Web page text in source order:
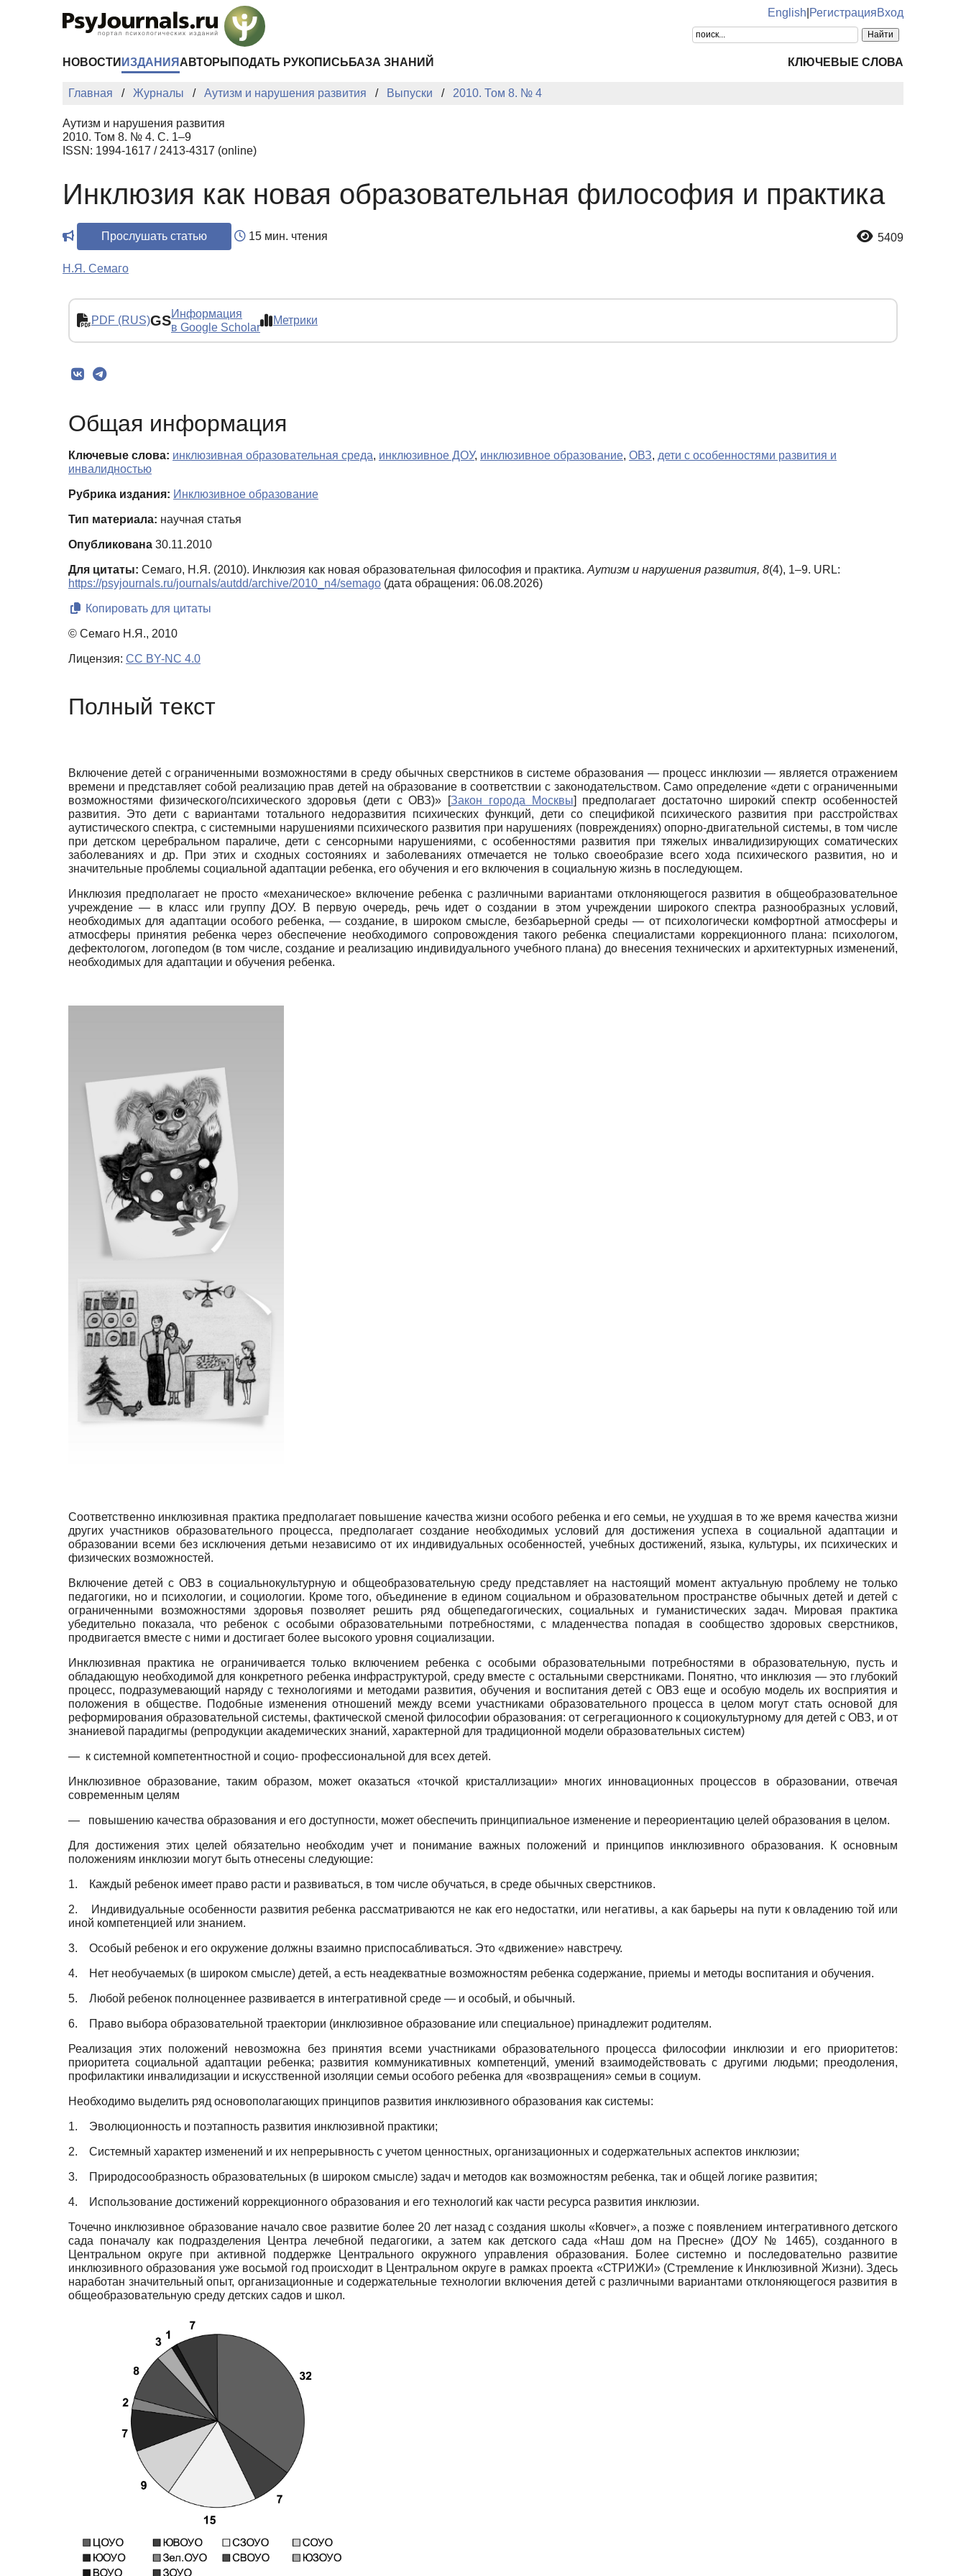
English РегистрацияВход
НОВОСТИ ИЗДАНИЯ АВТОРЫ ПОДАТЬ РУКОПИСЬ БАЗА ЗНАНИЙ КЛЮЧЕВЫЕ СЛОВА
Главная Журналы Аутизм и нарушения развития Выпуски 2010. Том 8. № 4
Аутизм и нарушения развития
2010. Том 8. № 4. С. 1–9
ISSN: 1994-1617 / 2413-4317 (online)
Инклюзия как новая образовательная философия и практика
Прослушать статью 15 мин. чтения 5409
Н.Я. Семаго
PDF (RUS)GSИнформация
в Google Scholar
Метрики
Общая информация
Ключевые слова: инклюзивная образовательная среда, инклюзивное ДОУ, инклюзивное образование, ОВЗ, дети с особенностями развития и
инвалидностью
Рубрика издания: Инклюзивное образование
Тип материала: научная статья
Опубликована 30.11.2010
Для цитаты: Семаго, Н.Я. (2010). Инклюзия как новая образовательная философия и практика. Аутизм и нарушения развития, 8(4), 1–9. URL:
https://psyjournals.ru/journals/autdd/archive/2010_n4/semago (дата обращения: 06.08.2026)
Копировать для цитаты
© Семаго Н.Я., 2010
Лицензия: CC BY-NC 4.0
Полный текст
Включение детей с ограниченными возможностями в среду обычных сверстников в системе образования — процесс инклюзии — является отражением
времени и представляет собой реализацию прав детей на образование в соответствии с законодательством. Само определение «дети с ограниченными
возможностями физического/психического здоровья (дети с ОВЗ)»
[Закон города Москвы] предполагает достаточно широкий спектр особенностей
развития. Это дети с вариантами тотального недоразвития психических функций, дети со спецификой психического развития при расстройствах
аутистического спектра, с системными нарушениями психического развития при нарушениях (повреждениях) опорно-двигательной системы, в том числе
при детском церебральном параличе, дети с сенсорными нарушениями, с особенностями развития при тяжелых инвалидизирующих соматических
заболеваниях и др. При этих и сходных состояниях и заболеваниях отмечается не только своеобразие всего хода психического развития, но и
значительные проблемы социальной адаптации ребенка, его обучения и его включения в социальную жизнь в последующем.
Инклюзия предполагает не просто «механическое» включение ребенка с различными вариантами отклоняющегося развития в общеобразовательное
учреждение — в класс или группу ДОУ. В первую очередь, речь идет о создании в этом учреждении широкого спектра разнообразных условий,
необходимых для адаптации особого ребенка, — создание, в широком смысле, безбарьерной среды — от психологически комфортной атмосферы и
атмосферы принятия ребенка через обеспечение необходимого сопровождения такого ребенка специалистами коррекционного плана: психологом,
дефектологом, логопедом (в том числе, создание и реализацию индивидуального учебного плана) до внесения технических и архитектурных изменений,
необходимых для адаптации и обучения ребенка.
Соответственно инклюзивная практика предполагает повышение качества жизни особого ребенка и его семьи, не ухудшая в то же время качества жизни
других участников образовательного процесса, предполагает создание необходимых условий для достижения успеха в социальной адаптации и
образовании всеми без исключения детьми независимо от их индивидуальных особенностей, учебных достижений, языка, культуры, их психических и
физических возможностей.
Включение детей с ОВЗ в социально­культурную и общеобразовательную среду представляет на настоящий момент актуальную проблему не только
педагогики, но и психологии, и социологии. Кроме того, объединение в едином социальном и образовательном пространстве обычных детей и детей с
ограниченными возможностями здоровья позволяет решить ряд общепедагогических, социальных и гуманистических задач. Мировая практика
убедительно показала, что ребенок с особыми образовательными потребностями, с младенчества попадая в сообщество здоровых сверстников,
продвигается вместе с ними и достигает более высокого уровня социализации.
Инклюзивная практика не ограничивается только включением ребенка с особыми образовательными потребностями в образовательную, пусть и
обладающую необходимой для конкретного ребенка инфраструктурой, среду вместе с остальными сверстниками. Понятно, что инклю­зия — это глубокий
процесс, подразумевающий наряду с технологиями и методами развития, обучения и воспитания детей с ОВЗ еще и особую модель их восприятия и
положения в обществе. Подобные изменения отношений между всеми участниками образовательного процесса в целом могут стать основой для
реформирования образовательной системы, фактической сменой философии образования: от сегрегационного к социокультурному для детей с ОВЗ, и от
знаниевой парадигмы (репродукции академических знаний, характерной для традиционной модели образовательных систем)
— к системной компетентностной и социо- профессиональной для всех детей.
Инклюзивное образование, таким образом, может оказаться «точкой кристаллизации» многих инновационных процессов в образовании, отвечая
современным целям
— повышению качества образования и его доступности, может обеспечить принципиальное изменение и переориентацию целей образования в целом.
Для достижения этих целей обязательно необходим учет и понимание важных положений и принципов инклюзивного образования. К основным
положениям инклюзии могут быть отнесены следующие:
1. Каждый ребенок имеет право расти и развиваться, в том числе обучаться, в среде обычных сверстников.
2.
Индивидуальные особенности развития ребенка рассматриваются не как его недостатки, или негативы, а как барьеры на пути к овладению той или
иной компетенцией или знанием.
3. Особый ребенок и его окружение должны взаимно приспосабливаться. Это «движение» навстречу.
4. Нет необучаемых (в широком смысле) детей, а есть неадекватные возможностям ребенка содержание, приемы и методы воспитания и обучения.
5. Любой ребенок полноценнее развивается в интегративной среде — и особый, и обычный.
6. Право выбора образовательной траектории (инклюзивное образование или специальное) принадлежит родителям.
Реализация этих положений невозможна без принятия всеми участниками образовательного процесса философии инклюзии и его приоритетов:
приоритета социальной адаптации ребенка; развития коммуникативных компетенций, умений взаимодействовать с другими людьми; преодоления,
профилактики инвалидизации и искусственной изоляции семьи особого ребенка для «возвращения» семьи в социум.
Необходимо выделить ряд основополагающих принципов развития инклюзивно­го образования как системы:
1. Эволюционность и поэтапность развития инклюзивной практики;
2. Системный характер изменений и их непрерывность с учетом ценностных, организационных и содержательных аспектов инклюзии;
3. Природосообразность образовательных (в широком смысле) задач и методов как возможностям ребенка, так и общей логике развития;
4. Использование достижений коррекционного образования и его технологий как части ресурса развития инклю­зии.
Точечно инклюзивное образование начало свое развитие более 20 лет назад с создания школы «Ковчег», а позже с появлением интегративного детского
сада поначалу как подразделения Центра лечебной педагогики, а затем как детского сада «Наш дом на Пресне» (ДОУ № 1465), созданного в
Центральном округе при активной поддержке Центрального окружного управления образования. Более системно и последовательно развитие
инклюзивного образования уже восьмой год происходит в Центральном округе в рамках проекта «СТРИЖИ» (Стремление к Инклюзивной Жизни). Здесь
наработан значительный опыт, организационные и содержательные технологии включения детей с различными вариантами отклоняющегося развития в
общеобразовательную среду детских садов и школ.